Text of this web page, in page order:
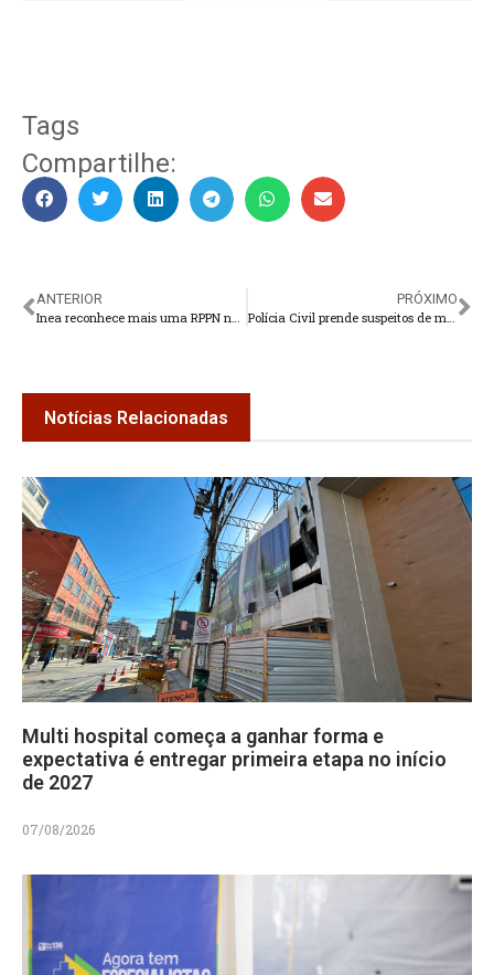
Tags
Compartilhe:
ANTERIOR
PRÓXIMO
Notícias Relacionadas
Multi hospital começa a ganhar forma e
expectativa é entregar primeira etapa no início
de 2027
07/08/2026